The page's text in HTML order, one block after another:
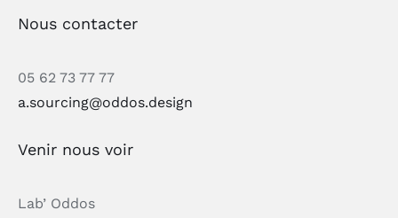
Nous contacter
05 62 73 77 77
a.sourcing@oddos.design
Venir nous voir
Lab’ Oddos